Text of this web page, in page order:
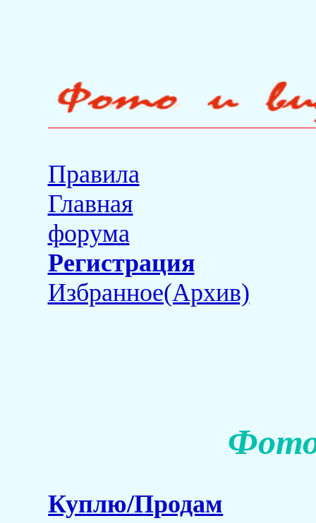
Правила
Главная
форума
Регистрация
Избранное(Архив)
Куплю/Продам